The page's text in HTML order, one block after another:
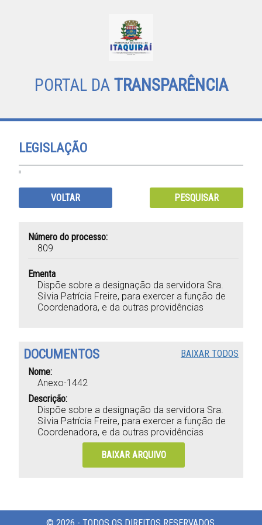
PORTAL DA TRANSPARÊNCIA
LEGISLAÇÃO
VOLTAR PESQUISAR
Número do processo:
809
Ementa
Dispõe sobre a designação da servidora Sra.
Silvia Patrícia Freire, para exercer a função de
Coordenadora, e da outras providências
DOCUMENTOS
BAIXAR TODOS
Nome:
Anexo-1442
Descrição:
Dispõe sobre a designação da servidora Sra.
Silvia Patrícia Freire, para exercer a função de
Coordenadora, e da outras providências
BAIXAR ARQUIVO